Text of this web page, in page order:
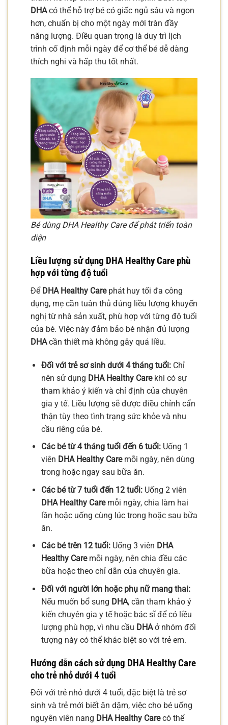
DHAcó thể hỗ trợ bé có giấc ngủ sâu và ngon
hơn, chuẩn bị cho một ngày mới tràn đầy
năng lượng. Điều quan trọng là duy trì lịch
trình cố định mỗi ngày để cơ thể bé dễ dàng
thích nghi và hấp thu tốt nhất.
Bé dùng DHA Healthy Care để phát triển toàn
diện
Liều lượng sử dụng DHA Healthy Care phù
hợp với từng độ tuổi
Để DHA Healthy Carephát huy tối đa công
dụng, mẹ cần tuân thủ đúng liều lượng khuyến
nghị từ nhà sản xuất, phù hợp với từng độ tuổi
của bé. Việc này đảm bảo bé nhận đủ lượng
DHAcần thiết mà không gây quá liều.
Đối với trẻ sơ sinh dưới 4 tháng tuổi:Chỉ
nên sử dụng DHA Healthy Carekhi có sự
tham khảo ý kiến và chỉ định của chuyên
gia y tế. Liều lượng sẽ được điều chỉnh cẩn
thận tùy theo tình trạng sức khỏe và nhu
cầu riêng của bé.
Các bé từ 4 tháng tuổi đến 6 tuổi:Uống 1
viên DHA Healthy Caremỗi ngày, nên dùng
trong hoặc ngay sau bữa ăn.
Các bé từ 7 tuổi đến 12 tuổi:Uống 2 viên
DHA Healthy Caremỗi ngày, chia làm hai
lần hoặc uống cùng lúc trong hoặc sau bữa
ăn.
Các bé trên 12 tuổi:Uống 3 viên DHA
Healthy Caremỗi ngày, nên chia đều các
bữa hoặc theo chỉ dẫn của chuyên gia.
Đối với người lớn hoặc phụ nữ mang thai:
Nếu muốn bổ sung DHA, cần tham khảo ý
kiến chuyên gia y tế hoặc bác sĩ để có liều
lượng phù hợp, vì nhu cầu DHAở nhóm đối
tượng này có thể khác biệt so với trẻ em.
Hướng dẫn cách sử dụng DHA Healthy Care
cho trẻ nhỏ dưới 4 tuổi
Đối với trẻ nhỏ dưới 4 tuổi, đặc biệt là trẻ sơ
sinh và trẻ mới biết ăn dặm, việc cho bé uống
nguyên viên nang DHA Healthy Carecó thể